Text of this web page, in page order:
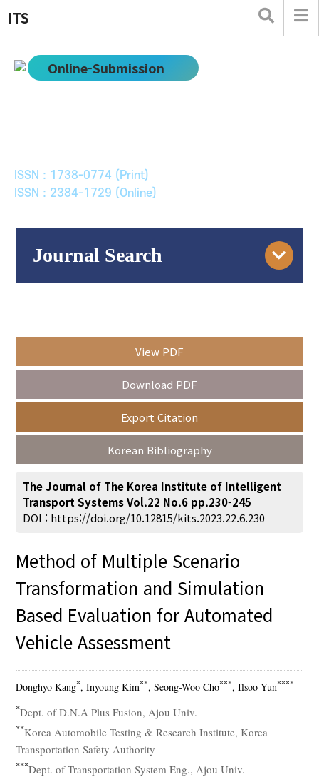
ITS
Online-Submission
ISSN : 1738-0774 (Print)
ISSN : 2384-1729 (Online)
Journal Search
Year(s) :
to
Adode Reader(link)
View PDF
Download PDF
Export Citation
Korean Bibliography
The Journal of The Korea Institute of Intelligent
Transport Systems Vol.22 No.6 pp.230-245
DOI : https://doi.org/10.12815/kits.2023.22.6.230
Method of Multiple Scenario
Transformation and Simulation
Based Evaluation for Automated
Vehicle Assessment
Donghyo Kang*, Inyoung Kim**, Seong-Woo Cho***, Ilsoo Yun****
*Dept. of D.N.A Plus Fusion, Ajou Univ.
**Korea Automobile Testing & Research Institute, Korea
Transportation Safety Authority
***Dept. of Transportation System Eng., Ajou Univ.